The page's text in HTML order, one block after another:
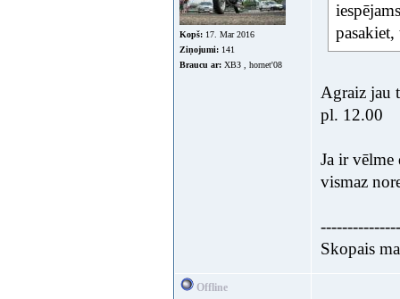
Kopš: 17. Mar 2016
Ziņojumi: 141
Braucu ar: ХВЗ , hornet'08
Agraiz jau
pl. 12.00
Ja ir vēlme
vismaz
Skopais
Offline